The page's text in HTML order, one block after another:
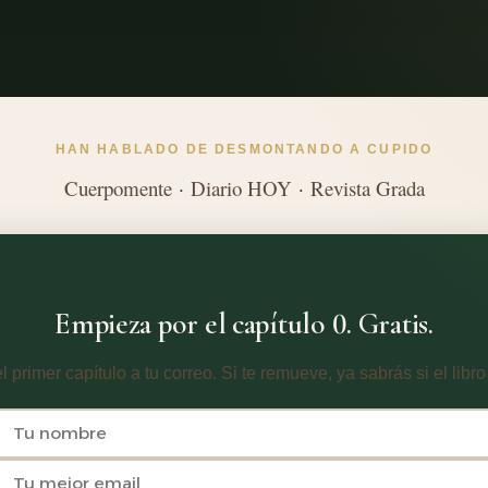
HAN HABLADO DE DESMONTANDO A CUPIDO
Cuerpomente · Diario HOY · Revista Grada
Empieza por el capítulo 0. Gratis.
primer capítulo a tu correo. Si te remueve, ya sabrás si el